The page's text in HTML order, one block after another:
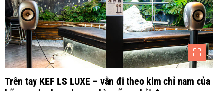
Trên tay KEF LS LUXE – vẫn đi theo kim chỉ nam của